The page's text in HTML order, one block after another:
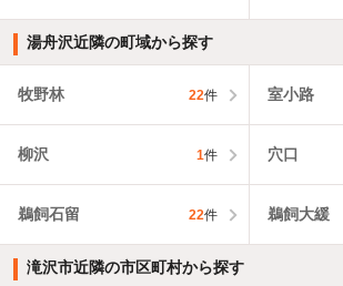
湯舟沢近隣の町域から探す
牧野林 22件 室小路
柳沢 1件 穴口
鵜飼石留 22件 鵜飼大緩
滝沢市近隣の市区町村から探す